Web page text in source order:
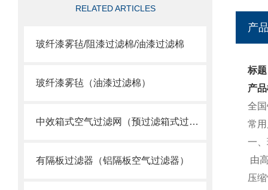
RELATED ARTICLES
玻纤漆雾毡/阻漆过滤棉/油漆过滤棉
玻纤漆雾毡（油漆过滤棉）
中效箱式空气过滤网（预过滤箱式过滤器）
有隔板过滤器（铝隔板空气过滤器）
产
标
产
全
常
一
由
压